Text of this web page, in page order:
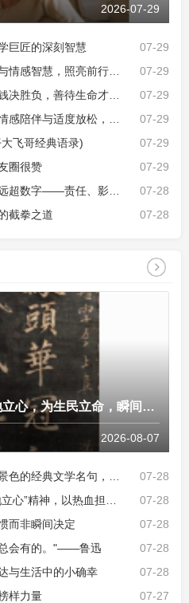
2026-07-29
07-29
巨匠的深刻智慧
07-29
情感智慧，照亮前行的心灵指路明灯
07-29
胜负，善待生命才是真智慧
07-29
感陪伴与适度放松，让平凡日子更
07-29
飞哥经典语录)
07-29
圈很赞
07-28
超数字——责任、影响与社会使命
07-28
截拳之道
心，为生民立命，瞬间读懂了
2026-08-07
07-28
色的经典文学名句，感悟天地自然智
07-28
心”精神，以热血担当时代使命，不
07-28
而非瞬间决定
07-28
会有的。"——鲁迅
07-28
与生活中的小确幸
07-27
样力量